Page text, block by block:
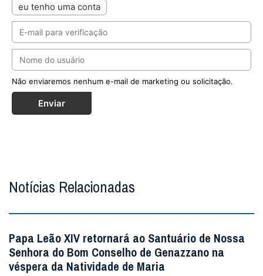
eu tenho uma conta
Não enviaremos nenhum e-mail de marketing ou solicitação.
Enviar
Notícias Relacionadas
Papa Leão XIV retornará ao Santuário de Nossa
Senhora do Bom Conselho de Genazzano na
véspera da Natividade de Maria